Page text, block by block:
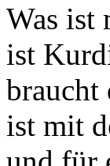
Was ist
ist
braucht
ist mit